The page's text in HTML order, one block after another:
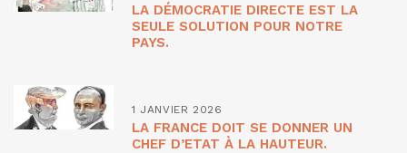
LA DÉMOCRATIE DIRECTE EST LA
SEULE SOLUTION POUR NOTRE
PAYS.
1 JANVIER 2026
LA FRANCE DOIT SE DONNER UN
CHEF D’ETAT À LA HAUTEUR.